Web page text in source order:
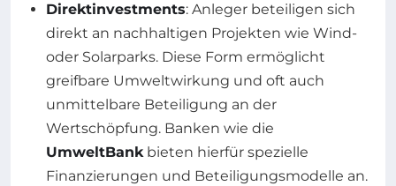
Direktinvestments: Anleger beteiligen sich
direkt an nachhaltigen Projekten wie Wind-
oder Solarparks. Diese Form ermöglicht
greifbare Umweltwirkung und oft auch
unmittelbare Beteiligung an der
Wertschöpfung. Banken wie die
UmweltBankbieten hierfür spezielle
Finanzierungen und Beteiligungsmodelle an.